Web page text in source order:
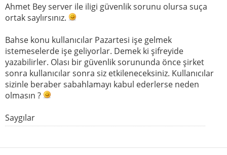
Ahmet Bey server ile iligi güvenlik sorunu olursa suça
ortak saylırsınız.
Bahse konu kullanıcılar Pazartesi işe gelmek
istemeselerde işe geliyorlar. Demek ki şifreyide
yazabilirler. Olası bir güvenlik sorununda önce şirket
sonra kullanıcılar sonra siz etkileneceksiniz. Kullanıcılar
sizinle beraber sabahlamayı kabul ederlerse neden
olmasın ?
Saygılar